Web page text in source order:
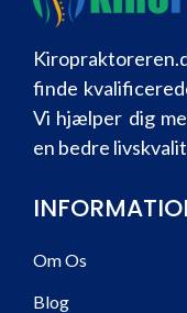
finde
Vi hjælper dig
en bedre
Om Os
Blog